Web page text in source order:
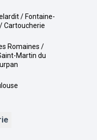
Cartoucherie
Martin du